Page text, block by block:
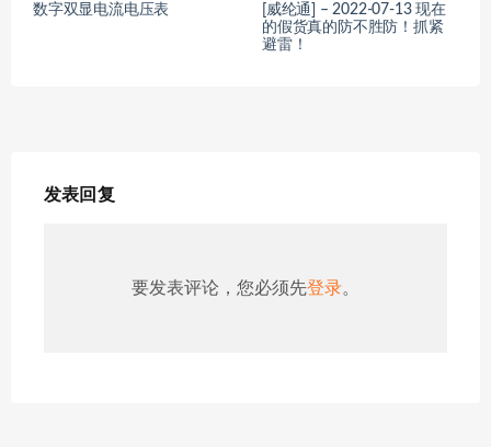
数字双显电流电压表
[威纶通] – 2022-07-13 现在
的假货真的防不胜防！抓紧
避雷！
发表回复
要发表评论，您必须先登录。